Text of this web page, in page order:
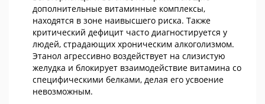
дополнительные витаминные комплексы,
находятся в зоне наивысшего риска. Также
критический дефицит часто диагностируется у
людей, страдающих хроническим алкоголизмом.
Этанол агрессивно воздействует на слизистую
желудка и блокирует взаимодействие витамина со
специфическими белками, делая его усвоение
невозможным.